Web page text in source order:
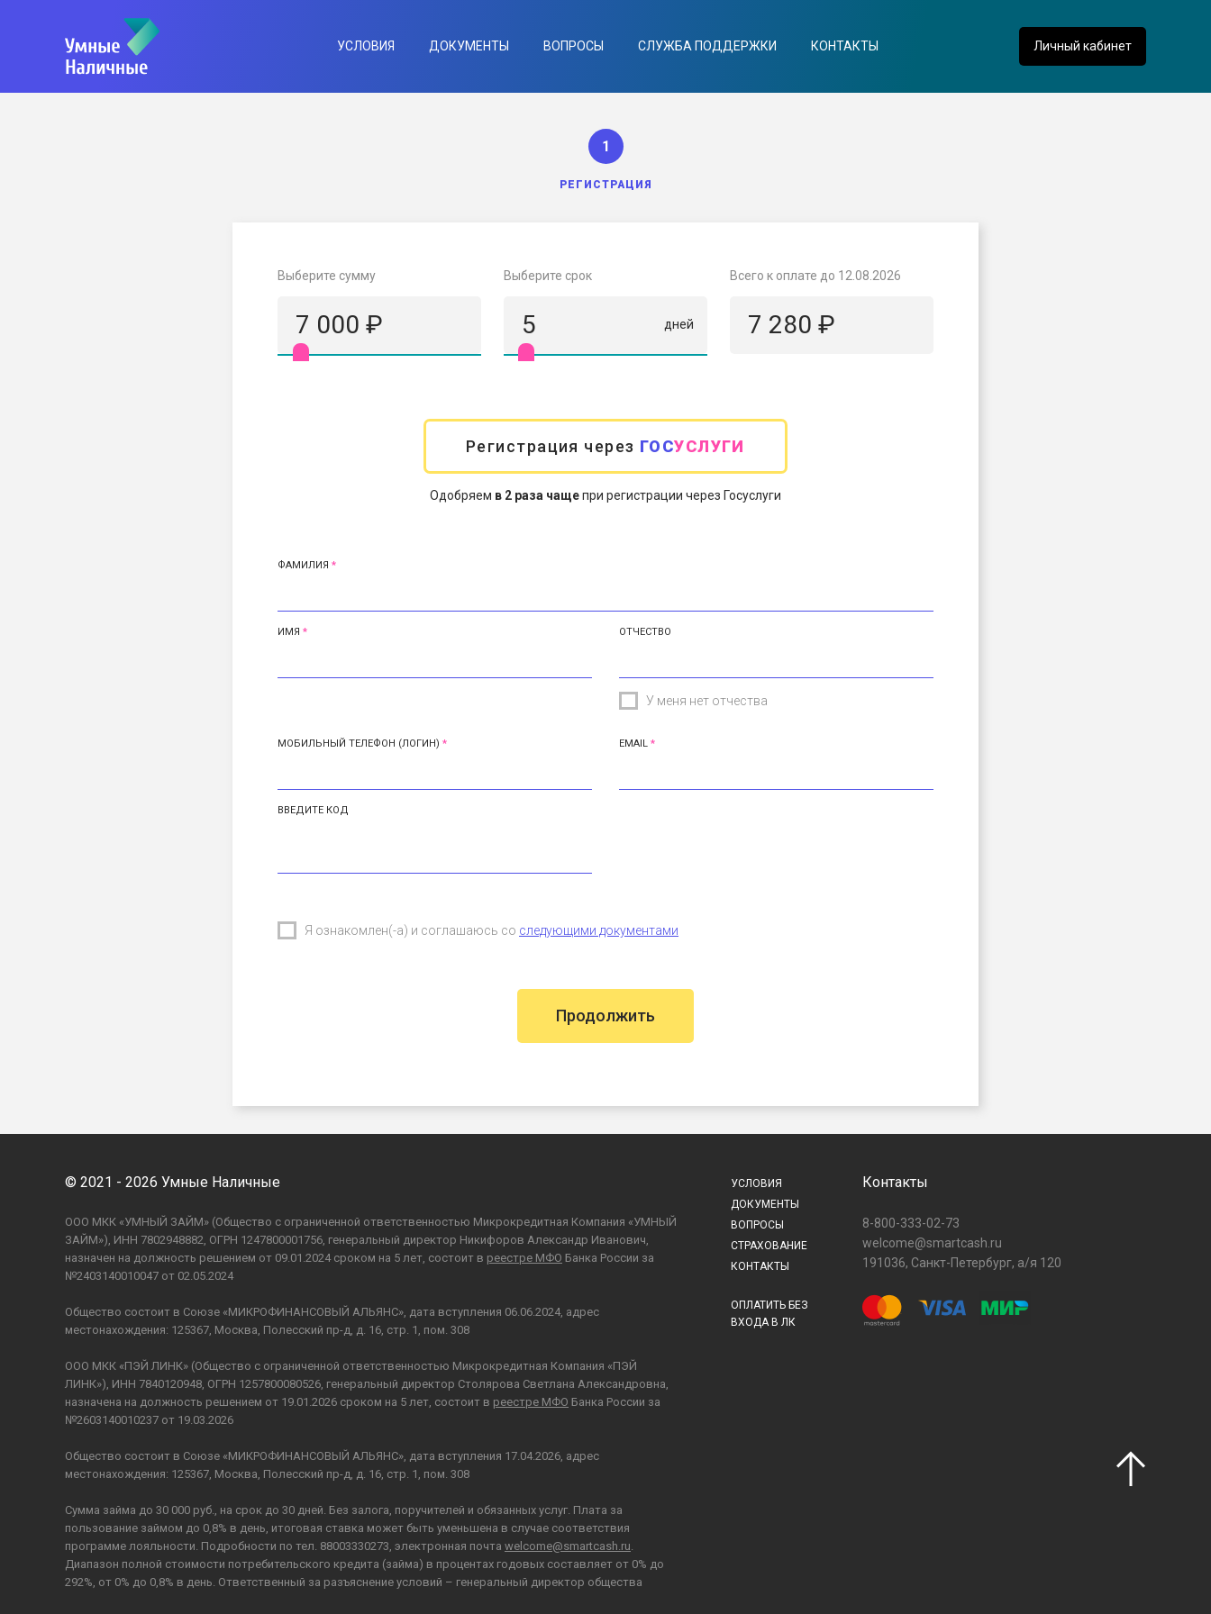
УСЛОВИЯ ДОКУМЕНТЫ ВОПРОСЫ СЛУЖБА ПОДДЕРЖКИ КОНТАКТЫ Личный кабинет
1
РЕГИСТРАЦИЯ
Выберите сумму
7 000 ₽
Выберите срок
5 дней
Всего к оплате до 12.08.2026
7 280 ₽
Регистрация через ГОСУСЛУГИ
Одобряем в 2 раза чащепри регистрации через Госуслуги
ФАМИЛИЯ
ИМЯ ОТЧЕСТВО
У меня нет отчества
МОБИЛЬНЫЙ ТЕЛЕФОН (ЛОГИН) EMAIL
ВВЕДИТЕ КОД
Я ознакомлен(-а) и соглашаюсь со следующими документами
Продолжить
© 2021 - 2026 Умные Наличные
ООО МКК «УМНЫЙ ЗАЙМ» (Общество с ограниченной ответственностью Микрокредитная Компания «УМНЫЙ
ЗАЙМ»), ИНН 7802948882, ОГРН 1247800001756, генеральный директор Никифоров Александр Иванович,
назначен на должность решением от 09.01.2024 сроком на 5 лет, состоит в реестре МФО Банка России за
№2403140010047 от 02.05.2024
Общество состоит в Союзе «МИКРОФИНАНСОВЫЙ АЛЬЯНС», дата вступления 06.06.2024, адрес
местонахождения: 125367, Москва, Полесский пр-д, д. 16, стр. 1, пом. 308
ООО МКК «ПЭЙ ЛИНК» (Общество с ограниченной ответственностью Микрокредитная Компания «ПЭЙ
ЛИНК»), ИНН 7840120948, ОГРН 1257800080526, генеральный директор Столярова Светлана Александровна,
назначена на должность решением от 19.01.2026 сроком на 5 лет, состоит в реестре МФО Банка России за
№2603140010237 от 19.03.2026
Общество состоит в Союзе «МИКРОФИНАНСОВЫЙ АЛЬЯНС», дата вступления 17.04.2026, адрес
местонахождения: 125367, Москва, Полесский пр-д, д. 16, стр. 1, пом. 308
Сумма займа до 30 000 руб., на срок до 30 дней. Без залога, поручителей и обязанных услуг. Плата за
пользование займом до 0,8% в день, итоговая ставка может быть уменьшена в случае соответствия
программе лояльности. Подробности по тел. 88003330273, электронная почта welcome@smartcash.ru.
Диапазон полной стоимости потребительского кредита (займа) в процентах годовых составляет от 0% до
292%, от 0% до 0,8% в день. Ответственный за разъяснение условий – генеральный директор общества
УСЛОВИЯ
ДОКУМЕНТЫ
ВОПРОСЫ
СТРАХОВАНИЕ
КОНТАКТЫ
ОПЛАТИТЬ БЕЗ
ВХОДА В ЛК
Контакты
8-800-333-02-73
welcome@smartcash.ru
191036, Санкт-Петербург, а/я 120